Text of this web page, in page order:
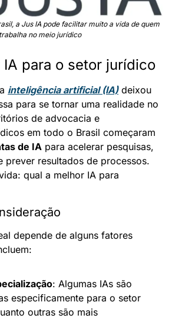
a Jus IA pode facilitar muito a vida de quem
trabalha no meio jurídico
IA para o setor jurídico
inteligência artificial (IA) deixou
para se tornar uma realidade no
de advocacia e
em todo o Brasil começaram
de IA para acelerar pesquisas,
prever resultados de processos.
qual a melhor IA para
depende de alguns fatores
: Algumas IAs são
especificamente para o setor
outras são mais